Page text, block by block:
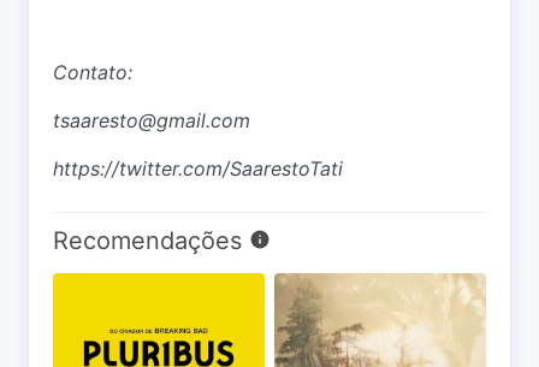
Contato:
tsaaresto@gmail.com
https://twitter.com/SaarestoTati
Recomendações